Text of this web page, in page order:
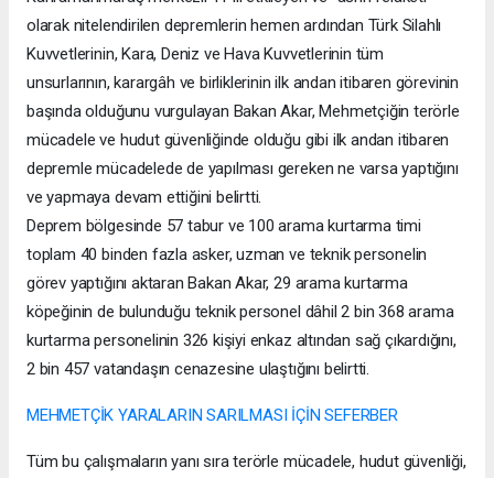
olarak nitelendirilen depremlerin hemen ardından Türk Silahlı
Kuvvetlerinin, Kara, Deniz ve Hava Kuvvetlerinin tüm
unsurlarının, karargâh ve birliklerinin ilk andan itibaren görevinin
başında olduğunu vurgulayan Bakan Akar, Mehmetçiğin terörle
mücadele ve hudut güvenliğinde olduğu gibi ilk andan itibaren
depremle mücadelede de yapılması gereken ne varsa yaptığını
ve yapmaya devam ettiğini belirtti.
Deprem bölgesinde 57 tabur ve 100 arama kurtarma timi
toplam 40 binden fazla asker, uzman ve teknik personelin
görev yaptığını aktaran Bakan Akar, 29 arama kurtarma
köpeğinin de bulunduğu teknik personel dâhil 2 bin 368 arama
kurtarma personelinin 326 kişiyi enkaz altından sağ çıkardığını,
2 bin 457 vatandaşın cenazesine ulaştığını belirtti.
MEHMETÇİK YARALARIN SARILMASI İÇİN SEFERBER
Tüm bu çalışmaların yanı sıra terörle mücadele, hudut güvenliği,